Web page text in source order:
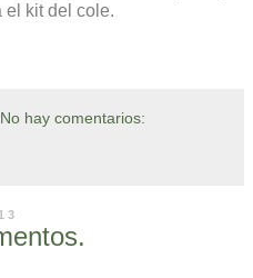
el kit del cole.
No hay comentarios: